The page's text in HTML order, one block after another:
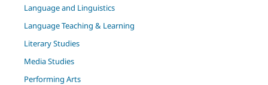
Language and Linguistics
Language Teaching & Learning
Literary Studies
Media Studies
Performing Arts